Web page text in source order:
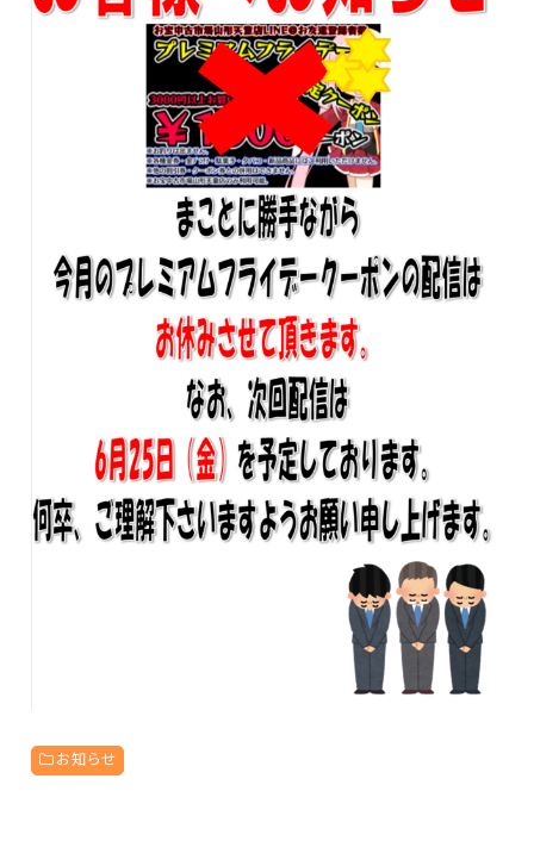
お知らせ